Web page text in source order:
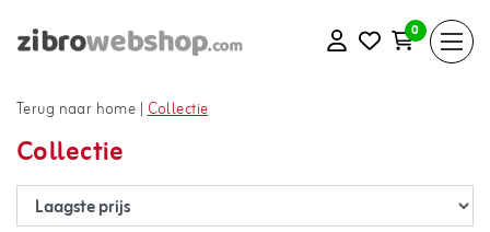
0
Terug naar home |Collectie
Collectie